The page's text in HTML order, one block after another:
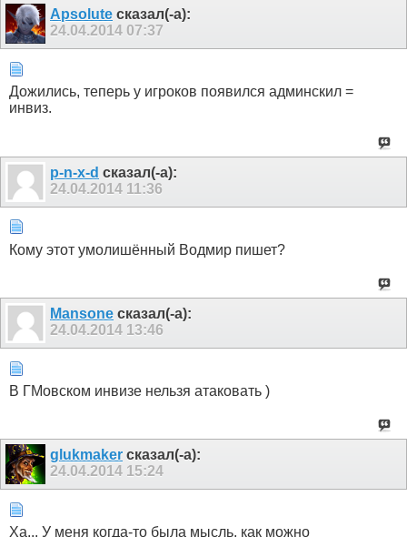
Apsolute сказал(-а):
24.04.2014 07:37
Дожились, теперь у игроков появился админскил =
инвиз.
p-n-x-d сказал(-а):
24.04.2014 11:36
Кому этот умолишённый Водмир пишет?
Mansonе сказал(-а):
24.04.2014 13:46
В ГМовском инвизе нельзя атаковать )
glukmaker сказал(-а):
24.04.2014 15:24
Ха... У меня когда-то была мысль, как можно